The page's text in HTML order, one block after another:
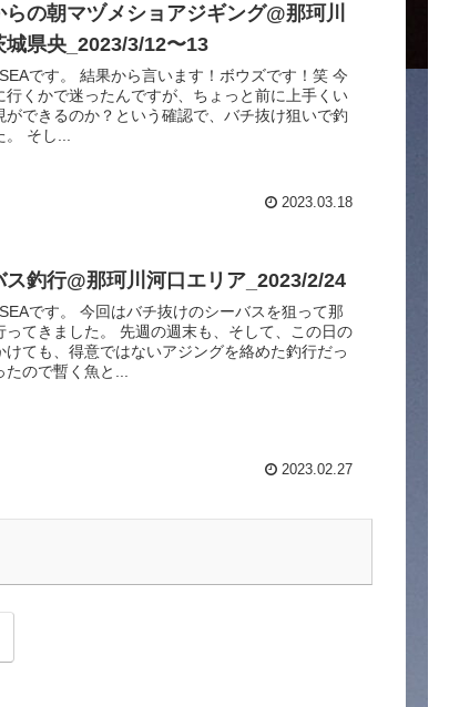
の朝マヅメショアジギング@那珂川
城県央_2023/3/12〜13
です。 結果から言います！ボウズです！笑 今
行くかで迷ったんですが、ちょっと前に上手くい
ができるのか？という確認で、バチ抜け狙いで釣
そし...
2023.03.18
ス釣行@那珂川河口エリア_2023/2/24
です。 今回はバチ抜けのシーバスを狙って那
ってきました。 先週の週末も、そして、この日の
けても、得意ではないアジングを絡めた釣行だっ
ので暫く魚と...
2023.02.27